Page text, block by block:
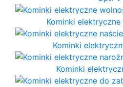
Kominki
Kominki
Kominki